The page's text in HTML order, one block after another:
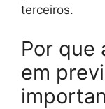
terceiros.
Por que
em